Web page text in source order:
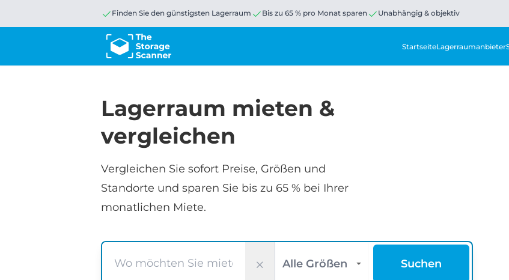
Finden Sie den günstigsten Lagerraum Bis zu 65 % pro Monat sparen Unabhängig & objektiv
StartseiteLagerraumanbieter
Lagerraum mieten &
vergleichen
Vergleichen Sie sofort Preise, Größen und
Standorte und sparen Sie bis zu 65 % bei Ihrer
monatlichen Miete.
Suchen